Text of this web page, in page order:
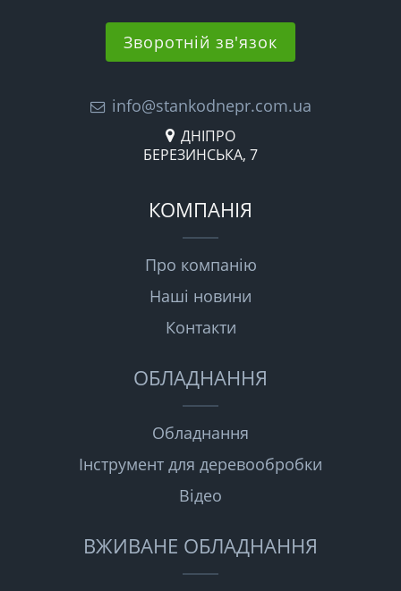
Зворотній зв'язок
info@stankodnepr.com.ua
ДНІПРО
БЕРЕЗИНСЬКА, 7
КОМПАНІЯ
Про компанію
Наші новини
Контакти
ОБЛАДНАННЯ
Обладнання
Інструмент для деревообробки
Відео
ВЖИВАНЕ ОБЛАДНАННЯ